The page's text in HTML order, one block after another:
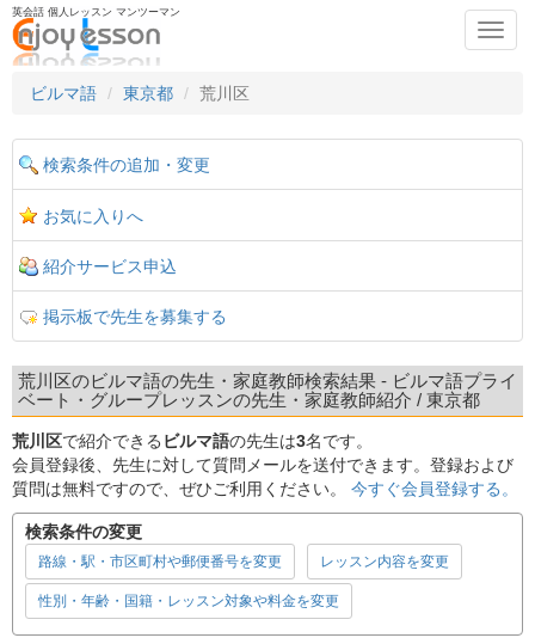
英会話 個人レッスン マンツーマン
ビルマ語
東京都 荒川区
検索条件の追加・変更
お気に入りへ
紹介サービス申込
掲示板で先生を募集する
荒川区のビルマ語の先生・家庭教師検索結果 - ビルマ語プライ
ベート・グループレッスンの先生・家庭教師紹介 / 東京都
荒川区で紹介できる ビルマ語の先生は3名です。
会員登録後、先生に対して質問メールを送付できます。登録および
質問は無料ですので、ぜひご利用ください。 今すぐ会員登録する。
検索条件の変更
路線・駅・市区町村や郵便番号を変更 レッスン内容を変更
性別・年齢・国籍・レッスン対象や料金を変更